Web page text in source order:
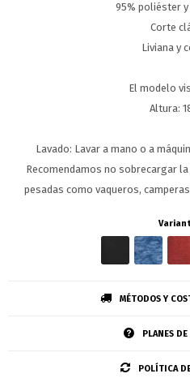
95% poliéster y
Corte
Liviana y
El modelo
Altura:
Lavado: Lavar a mano o a
Recomendamos no sobrecargar
pesadas como vaqueros,
MÉTODOS Y
PLANES DE
POLÍTICA